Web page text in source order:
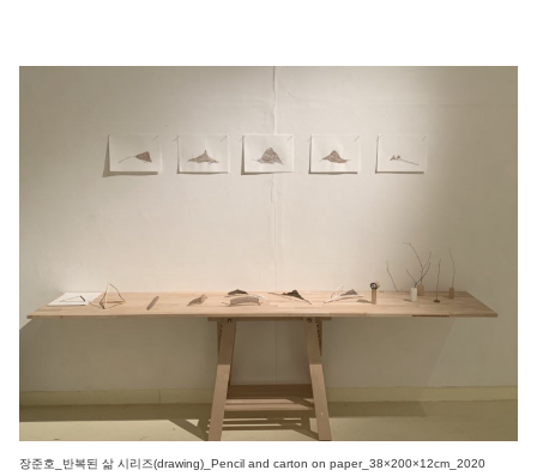
장준호_반복된 삶 시리즈(drawing)_Pencil and carton on paper_38×200×12cm_2020